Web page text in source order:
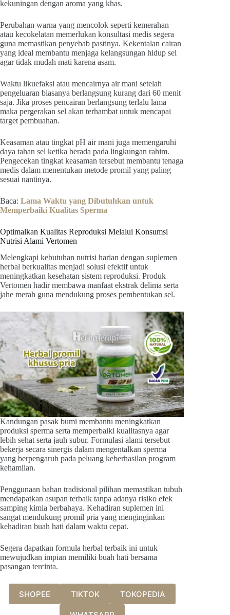
kekuningan dengan aroma yang khas.
Perubahan warna yang mencolok seperti kemerahan
atau kecokelatan memerlukan konsultasi medis segera
guna memastikan penyebab pastinya. Kekentalan cairan
yang ideal membantu menjaga kelangsungan hidup sel
agar tidak mudah mati karena asam.
Waktu likuefaksi atau mencairnya air mani setelah
pengeluaran biasanya berlangsung kurang dari 60 menit
saja. Jika proses pencairan berlangsung terlalu lama
maka pergerakan sel akan terhambat untuk mencapai
target pembuahan.
Keasaman atau tingkat pH air mani juga memengaruhi
daya tahan sel ketika berada pada lingkungan rahim.
Pengecekan tingkat keasaman tersebut membantu tenaga
medis dalam menentukan metode promil yang paling
sesuai nantinya.
Baca: Lama Waktu yang Dibutuhkan untuk
Memperbaiki Kualitas Sperma
Optimalkan Kualitas Reproduksi Melalui Konsumsi
Nutrisi Alami Vertomen
Melengkapi kebutuhan nutrisi harian dengan suplemen
herbal berkualitas menjadi solusi efektif untuk
meningkatkan kesehatan sistem reproduksi. Produk
Vertomen hadir membawa manfaat ekstrak delima serta
jahe merah guna mendukung proses pembentukan sel.
Kandungan pasak bumi membantu meningkatkan
produksi sperma serta memperbaiki kualitasnya agar
lebih sehat serta jauh subur. Formulasi alami tersebut
bekerja secara sinergis dalam mengentalkan sperma
yang berpengaruh pada peluang keberhasilan program
kehamilan.
Penggunaan bahan tradisional pilihan memastikan tubuh
mendapatkan asupan terbaik tanpa adanya risiko efek
samping kimia berbahaya. Kehadiran suplemen ini
sangat mendukung promil pria yang menginginkan
kehadiran buah hati dalam waktu cepat.
Segera dapatkan formula herbal terbaik ini untuk
mewujudkan impian memiliki buah hati bersama
pasangan tercinta.
SHOPEE TIKTOK TOKOPEDIA